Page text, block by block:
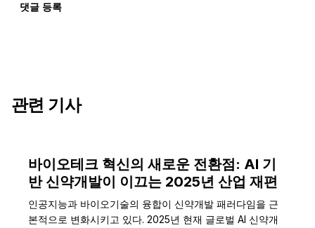
댓글 등록
관련 기사
바이오테크 혁신의 새로운 전환점: AI 기
반 신약개발이 이끄는 2025년 산업 재편
인공지능과 바이오기술의 융합이 신약개발 패러다임을 근
본적으로 변화시키고 있다. 2025년 현재 글로벌 AI 신약개